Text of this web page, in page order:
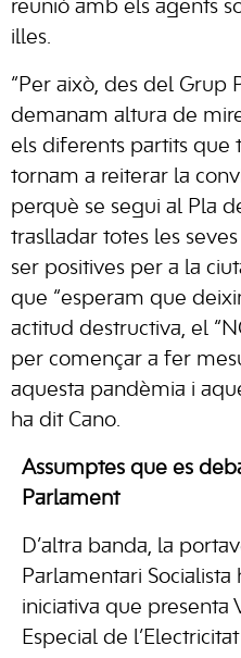
reunió amb els agents
illes.
“Per això, des del Grup
demanam altura de
els diferents partits que
tornam a reiterar la
perquè se segui al Pla
traslladar totes les
ser positives per a la
que “esperam que
actitud destructiva, el
per començar a fer
aquesta pandèmia i
ha dit Cano.
Assumptes que es
Parlament
D’altra banda, la
Parlamentari
iniciativa que presenta
Especial de